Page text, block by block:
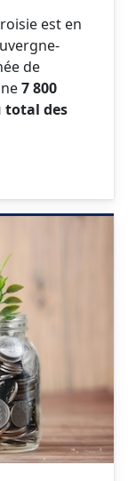
est en
de
7 800
total des